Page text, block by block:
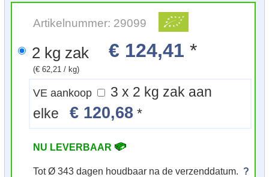
Artikelnummer: 29099
2 kg zak € 124,41 *
(€ 62,21 / kg)
VE aankoop
3 x 2 kg zak aan
elke€ 120,68 *
NU LEVERBAAR
Tot Ø 343 dagen houdbaar na de verzenddatum. ?